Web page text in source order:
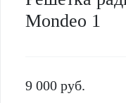
Mondeo 1
9 000 руб.